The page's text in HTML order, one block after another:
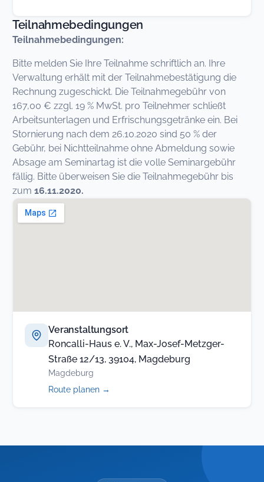
Teilnahmebedingungen
Teilnahmebedingungen:
Bitte melden Sie Ihre Teilnahme schriftlich an. Ihre
Verwaltung erhält mit der Teilnahmebestätigung die
Rechnung zugeschickt. Die Teilnahmegebühr von
167,00 € zzgl. 19 % MwSt. pro Teilnehmer schließt
Arbeitsunterlagen und Erfrischungsgetränke ein. Bei
Stornierung nach dem 26.10.2020 sind 50 % der
Gebühr, bei Nichtteilnahme ohne Abmeldung sowie
Absage am Seminartag ist die volle Seminargebühr
fällig. Bitte überweisen Sie die Teilnahmegebühr bis
zum 16.11.2020.
Veranstaltungsort
Roncalli-Haus e. V., Max-Josef-Metzger-
Straße 12/13, 39104, Magdeburg
Magdeburg
Route planen →